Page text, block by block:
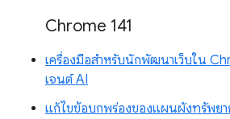
Chrome 141
เครื่องมือสำหรับนักพัฒนาเว็บใน
เจนต์ AI
แก้ไขข้อบกพร่องของแผนผังทรัพย